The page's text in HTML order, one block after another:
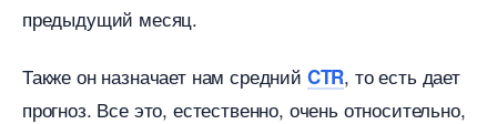
предыдущий месяц.
Также он назначает нам средний CTR, то есть дает
прогноз. Все это, естественно, очень относительно,